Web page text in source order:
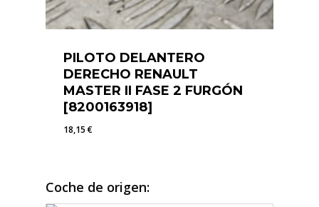
PILOTO DELANTERO
DERECHO RENAULT
MASTER II FASE 2 FURGÓN
[8200163918]
18,15€
Coche de origen: